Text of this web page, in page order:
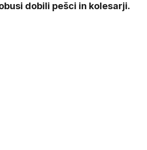
dobili pešci in kolesarji.